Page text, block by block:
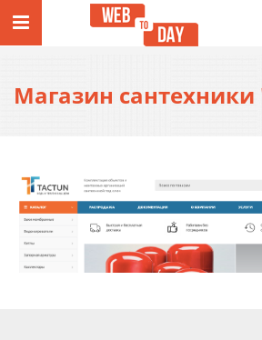
Магазин сантехники